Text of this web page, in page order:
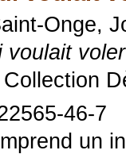
Onge,
voulait voler
46-7
un